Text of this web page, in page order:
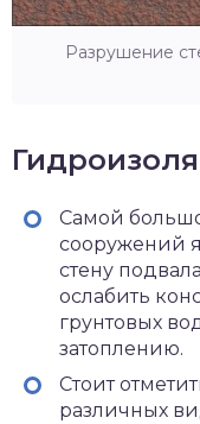
Разрушение
Самой
сооружений
стену
ослабить
грунтовых
затоплению.
Стоит
различных